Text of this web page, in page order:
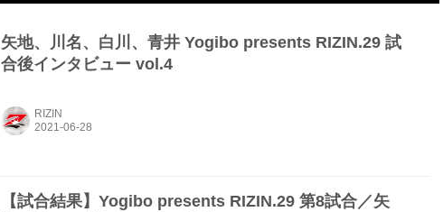
矢地、川名、白川、青井 Yogibo presents RIZIN.29 試
合後インタビュー vol.4
RIZIN
【試合結果】Yogibo presents RIZIN.29 第8試合／矢